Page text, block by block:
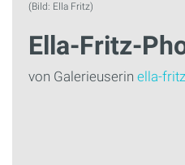
(Bild: Ella Fritz)
Ella-Fritz-
von Galerieuserin ella-